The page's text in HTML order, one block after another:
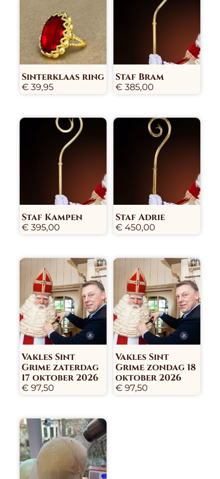
Sinterklaas ring
€ 39,95
Staf Bram
€ 385,00
Staf Kampen
€ 395,00
Staf Adrie
€ 450,00
Vakles Sint
Grime zaterdag
17 oktober 2026
€ 97,50
Vakles Sint
Grime zondag 18
oktober 2026
€ 97,50